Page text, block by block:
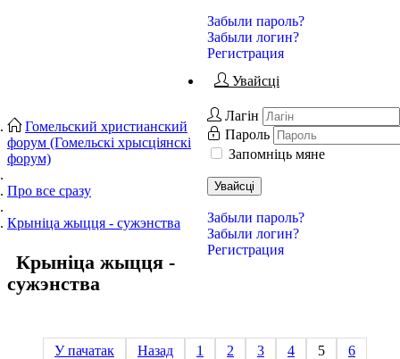
Забыли пароль?
Забыли логин?
Регистрация
Увайсці
Лагін
Пароль
Запомніць мяне
Увайсці
Забыли пароль?
Забыли логин?
Регистрация
Гомельский христианский
форум (Гомельскі хрысціянскі
форум)
Про все сразу
Крыніца жыцця - сужэнства
Крыніца жыцця -
сужэнства
У пачатак Назад 1 2 3 4 5
6